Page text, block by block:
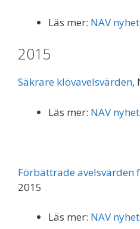
Läs mer: NAV
2015
Säkrare klövavelsvärden,
Läs mer: NAV
Förbättrade avelsvärden
2015
Läs mer: NAV